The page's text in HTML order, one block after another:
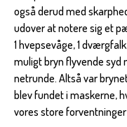
også derud med
udover at notere sig et
1 hvepsevåge, 1
muligt bryn flyvende syd
netrunde. Altså var
blev fundet i maskerne,
vores store forventninger